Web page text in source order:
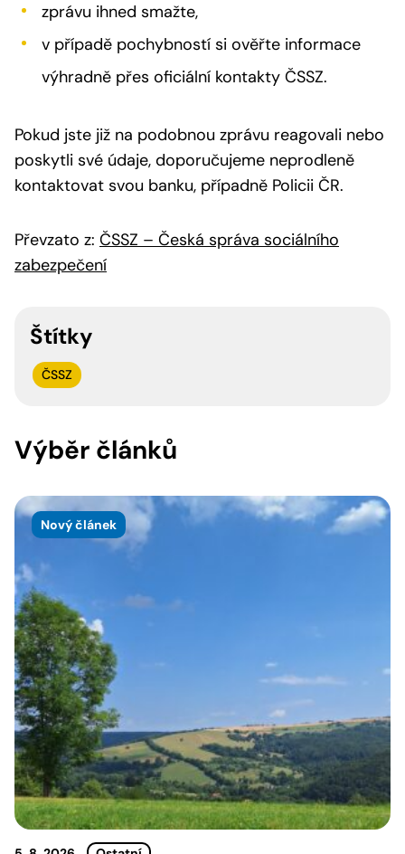
zprávu ihned smažte,
v případě pochybností si ověřte informace
výhradně přes oficiální kontakty ČSSZ.
Pokud jste již na podobnou zprávu reagovali nebo
poskytli své údaje, doporučujeme neprodleně
kontaktovat svou banku, případně Policii ČR.
Převzato z: ČSSZ – Česká správa sociálního
zabezpečení
Štítky
ČSSZ
Výběr článků
Nový článek